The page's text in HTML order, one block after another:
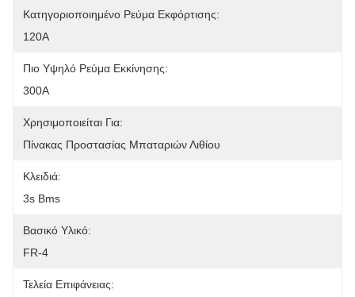
Κατηγοριοποιημένο Ρεύμα Εκφόρτισης:
120Α
Πιο Υψηλό Ρεύμα Εκκίνησης:
300A
Χρησιμοποιείται Για:
Πίνακας Προστασίας Μπαταριών Λιθίου
Κλειδιά:
3s Bms
Βασικό Υλικό:
FR-4
Τελεία Επιφάνειας: